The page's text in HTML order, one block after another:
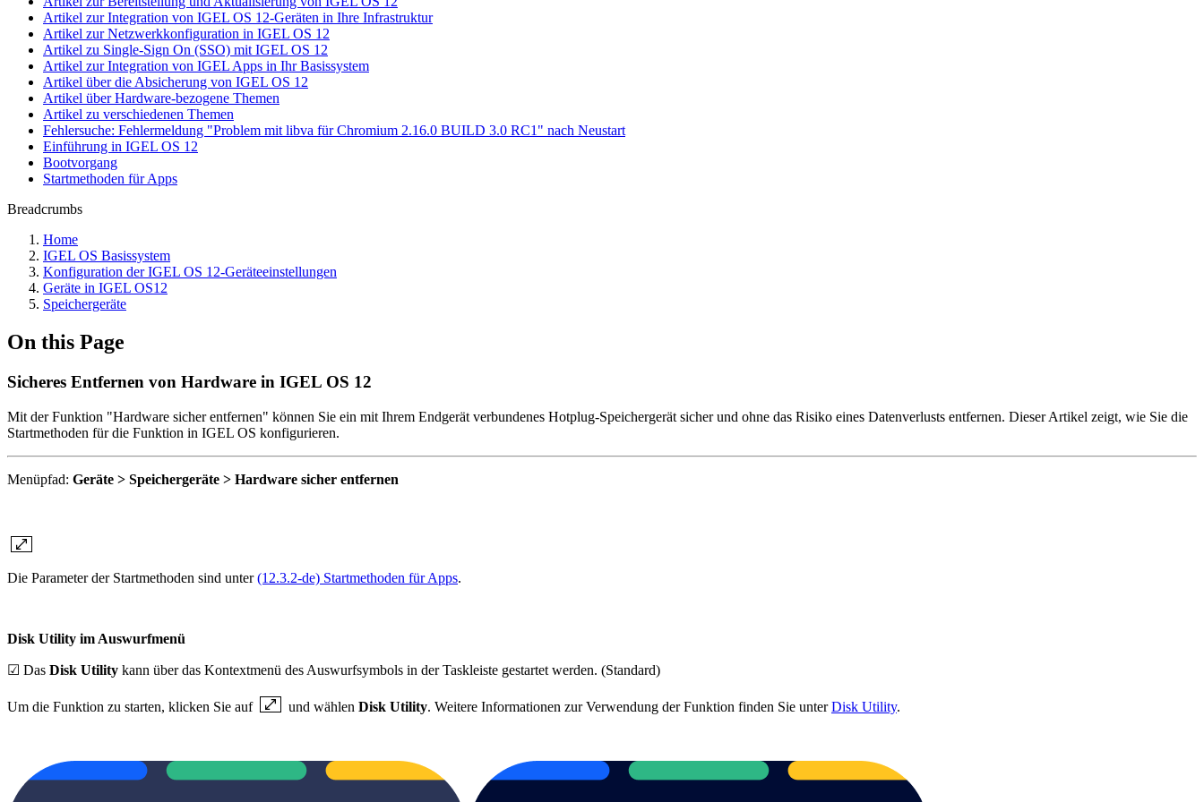
Artikel zur Integration von IGEL OS 12-Geräten in Ihre Infrastruktur
Artikel zur Netzwerkkonfiguration in IGEL OS 12
Artikel zu Single-Sign On (SSO) mit IGEL OS 12
Artikel zur Integration von IGEL Apps in Ihr Basissystem
Artikel über die Absicherung von IGEL OS 12
Artikel über Hardware-bezogene Themen
Artikel zu verschiedenen Themen
Fehlersuche: Fehlermeldung "Problem mit libva für Chromium 2.16.0 BUILD 3.0 RC1" nach Neustart
Einführung in IGEL OS 12
Bootvorgang
Startmethoden für Apps
Breadcrumbs
Home
IGEL OS Basissystem
Konfiguration der IGEL OS 12-Geräteeinstellungen
Geräte in IGEL OS12
Speichergeräte
On this Page
Sicheres Entfernen von Hardware in IGEL OS 12
Mit der Funktion "Hardware sicher entfernen" können Sie ein mit Ihrem Endgerät verbundenes Hotplug-Speichergerät sicher und ohne das Risiko eines Datenverlusts entfernen. Dieser Artikel zeigt, wie Sie die
Startmethoden für die Funktion in IGEL OS konfigurieren.
Menüpfad: Geräte > Speichergeräte > Hardware sicher entfernen
Die Parameter der Startmethoden sind unter(12.3.2-de) Startmethoden für Apps.
Disk Utility im Auswurfmenü
☑ Das Disk Utility kann über das Kontextmenü des Auswurfsymbols in der Taskleiste gestartet werden. (Standard)
Um die Funktion zu starten, klicken Sie auf und wählen Disk Utility. Weitere Informationen zur Verwendung der Funktion finden Sie unterDisk Utility.